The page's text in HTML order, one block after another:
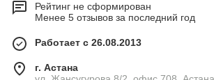
Рейтинг не сформирован
Менее 5 отзывов за последний год
Работает с 26.08.2013
г. Астана